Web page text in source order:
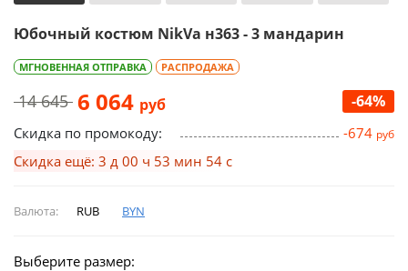
Юбочный костюм NikVa н363 - 3 мандарин
МГНОВЕННАЯ ОТПРАВКА РАСПРОДАЖА
14 645 6 064 руб -64%
Скидка по промокоду: -674 руб
Скидка ещё: 3 д 00 ч 53 мин 54 с
Валюта: RUB BYN
Выберите размер: